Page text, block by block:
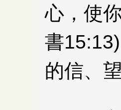
心，使
書
的信、